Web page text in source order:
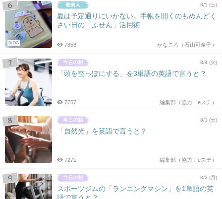
BLOG
8/1 (土)
夏は予定通りにいかない。手帳を開くのもめんどく
さい日の「ふせん」活用術
かなころ（石山可奈子）
7853
8/4 (火)
「頭を空っぽにする」を3単語の英語で言うと？
編集部（協力：eステ）
7757
8/1 (土)
「自然光」を英語で言うと？
編集部（協力：eステ）
7271
8/3 (月)
スポーツジムの「ランニングマシン」を1単語の英